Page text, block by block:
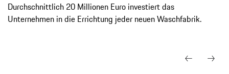
Durchschnittlich 20 Millionen Euro investiert das
Unternehmen in die Errichtung jeder neuen Waschfabrik.